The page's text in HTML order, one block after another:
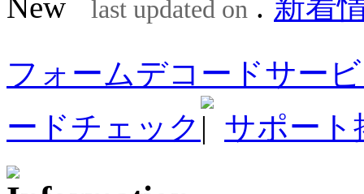
last updated on
フォームデコードサー
ードチェック
サポート